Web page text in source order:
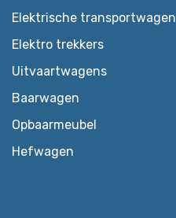
de
productpagina
Elektrische transportwagen
Elektro trekkers
Uitvaartwagens
Baarwagen
Opbaarmeubel
Hefwagen